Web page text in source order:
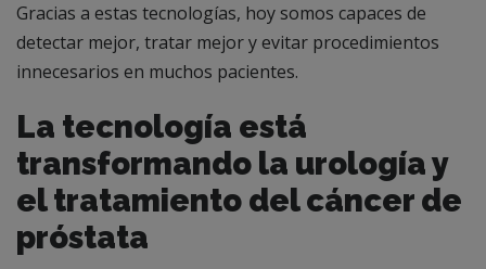
Gracias a estas tecnologías, hoy somos capaces de
detectar mejor, tratar mejor y evitar procedimientos
innecesarios en muchos pacientes.
La tecnología está
transformando la urología y
el tratamiento del cáncer de
próstata